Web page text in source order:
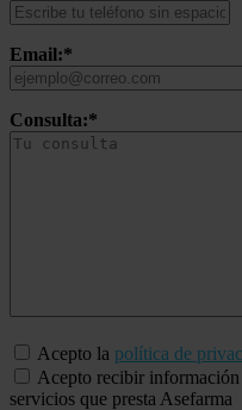
Email:*
Consulta:*
Acepto la política de
Acepto recibir
servicios que presta Asefarma